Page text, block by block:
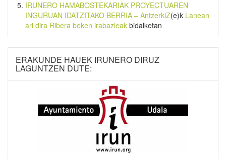
IRUNERO HAMABOSTEKARIAK PROYECTUAREN
INGURUAN IDATZITAKO BERRIA – AntzerkiZ(e)k Lanean
ari dira Ribera beken irabazleak bidalketan
ERAKUNDE HAUEK IRUNERO DIRUZ
LAGUNTZEN DUTE: